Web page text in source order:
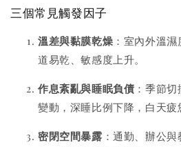
三個常見觸發因子
溫差與黏膜乾燥 ：室內外溫
道易乾、敏感度上升。
作息紊亂與睡眠負債 ：季節
變動，深睡比例下降，白天疲
密閉空間暴露 ：通勤、辦公